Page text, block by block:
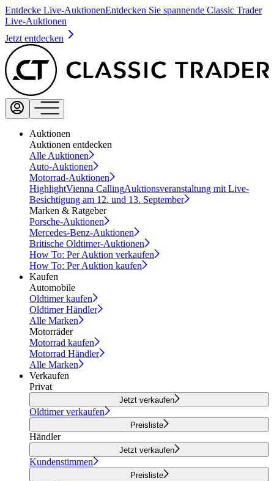
Entdecke Live-AuktionenEntdecken Sie spannende Classic Trader
Live-Auktionen
Jetzt entdecken
Auktionen
Auktionen entdecken
Alle Auktionen
Auto-Auktionen
Motorrad-Auktionen
HighlightVienna CallingAuktionsveranstaltung mit Live-
Besichtigung am 12. und 13. September
Marken & Ratgeber
Porsche-Auktionen
Mercedes-Benz-Auktionen
Britische Oldtimer-Auktionen
How To: Per Auktion verkaufen
How To: Per Auktion kaufen
Kaufen
Automobile
Oldtimer kaufen
Oldtimer Händler
Alle Marken
Motorräder
Motorrad kaufen
Motorrad Händler
Alle Marken
Verkaufen
Privat
Jetzt verkaufen
Oldtimer verkaufen
Preisliste
Händler
Jetzt verkaufen
Kundenstimmen
Preisliste